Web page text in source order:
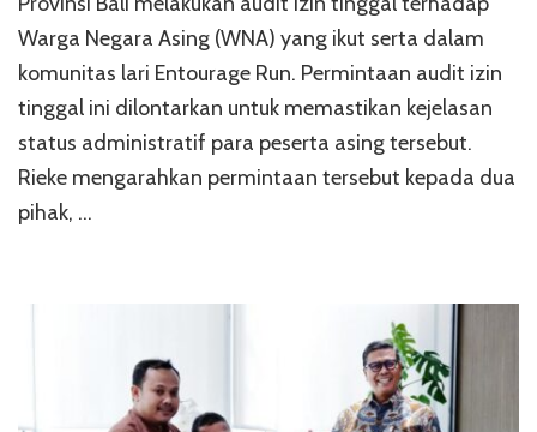
Warga Negara Asing (WNA) yang ikut serta dalam
komunitas lari Entourage Run. Permintaan audit izin
tinggal ini dilontarkan untuk memastikan kejelasan
status administratif para peserta asing tersebut.
Rieke mengarahkan permintaan tersebut kepada dua
pihak, …